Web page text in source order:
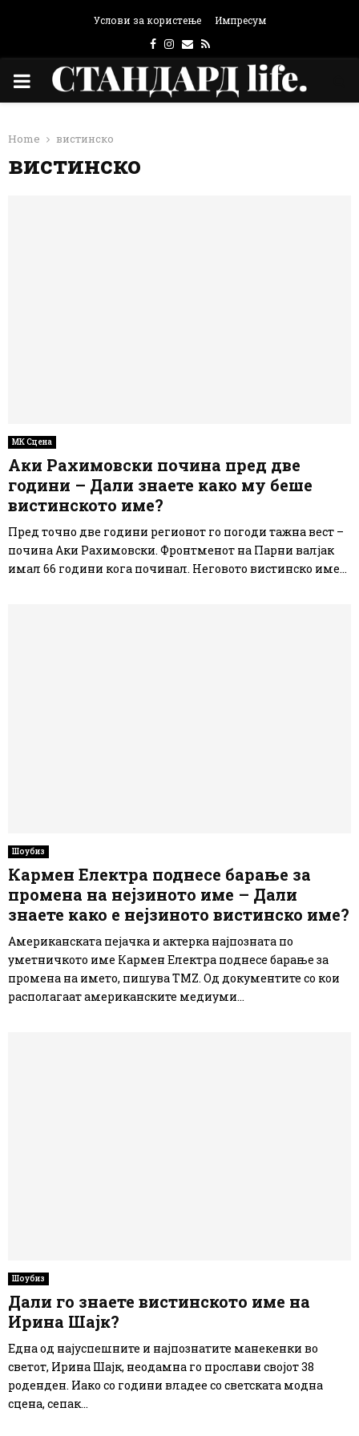
Услови за користење Импресум
Facebook
Instagram
Email
Rss
PRIMARY
Home вистинско
вистинско
МК Сцена
Аки Рахимовски почина пред две
години – Дали знаете како му беше
вистинското име?
Пред точно две години регионот го погоди тажна вест –
почина Аки Рахимовски. Фронтменот на Парни валјак
имал 66 години кога починал. Неговото вистинско име...
Шоубиз
Кармен Електра поднесе барање за
промена на нејзиното име – Дали
знаете како е нејзиното вистинско име?
Американската пејачка и актерка најпозната по
уметничкото име Кармен Електра поднесе барање за
промена на името, пишува TMZ. Од документите со кои
располагаат американските медиуми...
Шоубиз
Дали го знаете вистинското име на
Ирина Шајк?
Една од најуспешните и најпознатите манекенки во
светот, Ирина Шајк, неодамна го прослави својот 38
роденден. Иако со години владее со светската модна
сцена, сепак...